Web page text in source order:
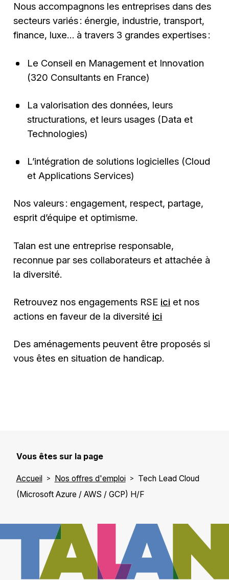
Nous accompagnons les entreprises dans des
secteurs variés : énergie, industrie, transport,
finance, luxe… à travers 3 grandes expertises :
Le Conseil en Management et Innovation
(320 Consultants en France)
La valorisation des données, leurs
structurations, et leurs usages (Data et
Technologies)
L’intégration de solutions logicielles (Cloud
et Applications Services)
Nos valeurs : engagement, respect, partage,
esprit d’équipe et optimisme.
Talan est une entreprise responsable,
reconnue par ses collaborateurs et attachée à
la diversité.
Retrouvez nos engagements RSE ici et nos
actions en faveur de la diversité ici
Des aménagements peuvent être proposés si
vous êtes en situation de handicap.
Vous êtes sur la page
Accueil Nos offres d'emploi
Tech Lead Cloud
(Microsoft Azure / AWS / GCP) H/F